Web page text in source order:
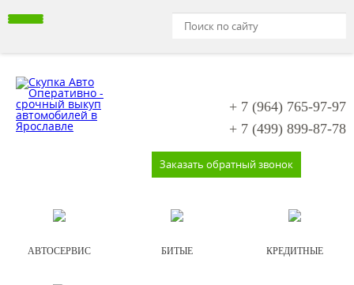
+ 7 (964) 765-97-97
+ 7 (499) 899-87-78
Заказать обратный звонок
АВТОСЕРВИС БИТЫЕ КРЕДИТНЫЕ